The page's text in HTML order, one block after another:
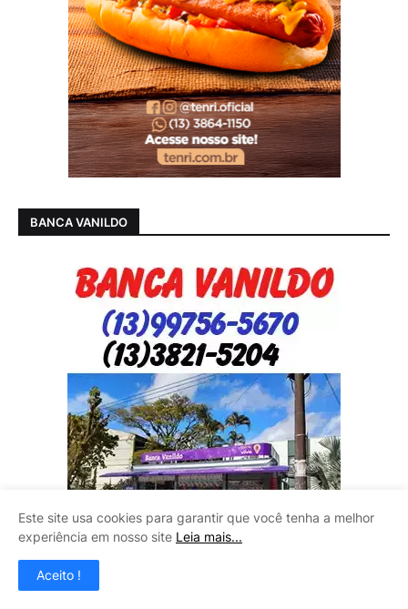
BANCA VANILDO
Este site usa cookies para garantir que você tenha a melhor
experiência em nosso site Leia mais...
Aceito !